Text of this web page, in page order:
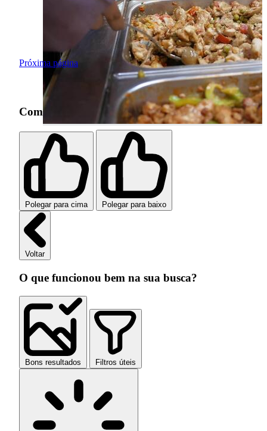
Próxima página
Como foi sua experiência de busca?
Polegar para cima Polegar para baixo
Voltar
O que funcionou bem na sua busca?
Bons resultados Filtros úteis